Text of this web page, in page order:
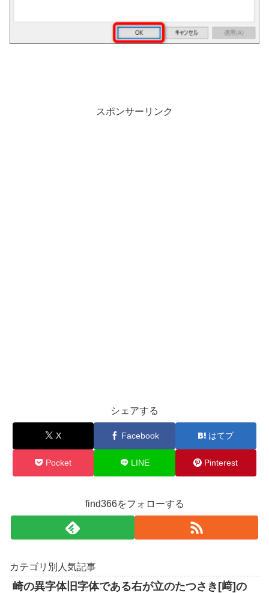
スポンサーリンク
シェアする
X Facebook はてブ
Pocket LINE Pinterest
find366をフォローする
カテゴリ別人気記事
崎の異字体旧字体である右が立のたつさき[﨑]の